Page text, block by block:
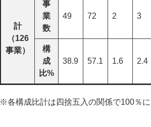
計
（126
事業）
事
業
数
49 72 2 3
構
成
比%
38.9 57.1 1.6 2.4
※各構成比計は四捨五入の関係で100％に